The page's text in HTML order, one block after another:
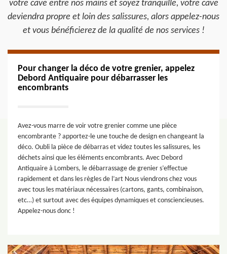
votre cave entre nos mains et soyez tranquille, votre cave
deviendra propre et loin des salissures, alors appelez-nous
et vous bénéficierez de la qualité de nos services !
Pour changer la déco de votre grenier, appelez
Debord Antiquaire pour débarrasser les
encombrants
Avez-vous marre de voir votre grenier comme une pièce
encombrante ? apportez-le une touche de design en changeant la
déco. Oubli la pièce de débarras et videz toutes les salissures, les
déchets ainsi que les éléments encombrants. Avec Debord
Antiquaire à Lombers, le débarrassage de grenier s’effectue
rapidement et dans les règles de l’art Nous viendrons chez vous
avec tous les matériaux nécessaires (cartons, gants, combinaison,
etc…) et surtout avec des équipes dynamiques et consciencieuses.
Appelez-nous donc !